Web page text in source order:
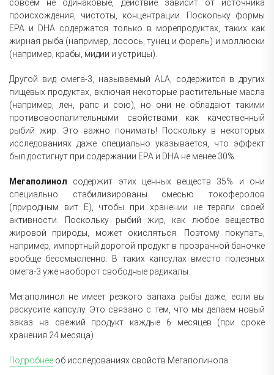
совсем не одинаковые, действие зависит от источника
происхождения, чистоты, концентрации. Поскольку формы
EPA и DHA содержатся только в морепродуктах, таких как
жирная рыба (например, лосось, тунец и форель) и моллюски
(например, крабы, мидии и устрицы).
Другой вид омега-3, называемый ALA, содержится в других
пищевых продуктах, включая некоторые растительные масла
(например, лен, рапс и сою), но они не обладают такими
противовоспалительными свойствами как качественный
рыбий жир. Это важно понимать! Поскольку в некоторых
исследованиях даже специально указывается, что эффект
был достигнут при содержании EPA и DHA не менее 30%.
Мегаполинол содержит этих ценных веществ 35% и они
специально стабилизированы смесью токоферолов
(природным вит Е), чтобы при хранении не теряли своей
активности. Поскольку рыбий жир, как любое вещество
жировой природы, может окисляться. Поэтому покупать,
например, импортный дорогой продукт в прозрачной баночке
вообще бессмысленно. В таких капсулах вместо полезных
омега-3 уже наоборот свободные радикалы.
Мегаполинол не имеет резкого запаха рыбы даже, если вы
раскусите капсулу. Это связано с тем, что мы делаем новый
заказ на свежий продукт каждые 6 месяцев (при сроке
хранения 24 месяца)
Подробнее об исследованиях свойств Мегаполинола.